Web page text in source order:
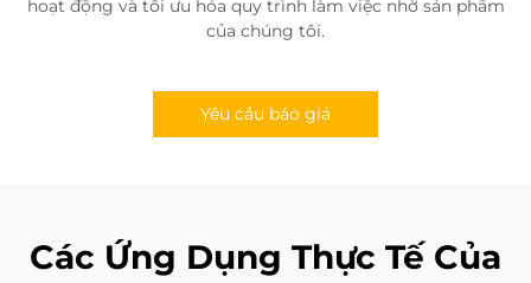
hoạt động và tối ưu hóa quy trình làm việc nhờ sản phẩm
của chúng tôi.
Yêu cầu báo giá
Các Ứng Dụng Thực Tế Của